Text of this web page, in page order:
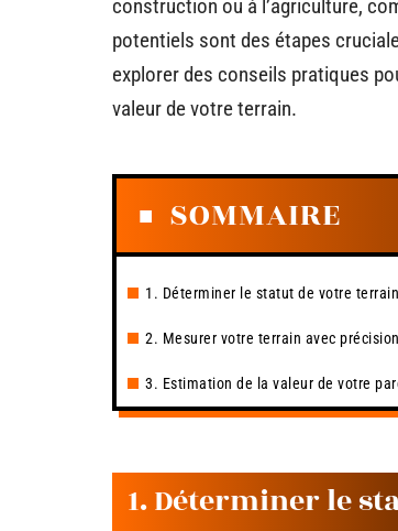
construction ou à l’agriculture,
potentiels sont des étapes
explorer des conseils pratiques
valeur de votre terrain.
SOMMAIRE
1. Déterminer le statut de votre terrain
2. Mesurer votre terrain avec précision
3. Estimation de la valeur de votre
1. Déterminer le